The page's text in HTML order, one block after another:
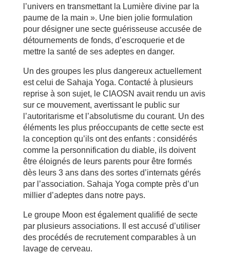
l’univers en transmettant la Lumière divine par la
paume de la main ». Une bien jolie formulation
pour désigner une secte guérisseuse accusée de
détournements de fonds, d’escroquerie et de
mettre la santé de ses adeptes en danger.
Un des groupes les plus dangereux actuellement
est celui de Sahaja Yoga. Contacté à plusieurs
reprise à son sujet, le CIAOSN avait rendu un avis
sur ce mouvement, avertissant le public sur
l’autoritarisme et l’absolutisme du courant. Un des
éléments les plus préoccupants de cette secte est
la conception qu’ils ont des enfants : considérés
comme la personnification du diable, ils doivent
être éloignés de leurs parents pour être formés
dès leurs 3 ans dans des sortes d’internats gérés
par l’association. Sahaja Yoga compte près d’un
millier d’adeptes dans notre pays.
Le groupe Moon est également qualifié de secte
par plusieurs associations. Il est accusé d’utiliser
des procédés de recrutement comparables à un
lavage de cerveau.